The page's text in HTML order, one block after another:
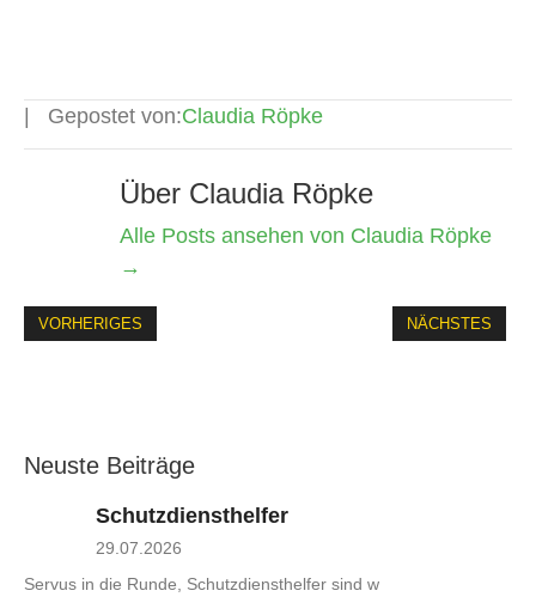
Gepostet von:Claudia Röpke
Über Claudia Röpke
Alle Posts ansehen von Claudia Röpke
→
VORHERIGES NÄCHSTES
Neuste Beiträge
Schutzdiensthelfer
29.07.2026
Servus in die Runde, Schutzdiensthelfer sind w